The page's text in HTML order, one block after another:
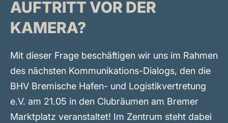
AUFTRITT VOR DER
KAMERA?
Mit dieser Frage beschäftigen wir uns im Rahmen
des nächsten Kommunikations-Dialogs, den die
BHV Bremische Hafen- und Logistikvertretung
e.V. am 21.05 in den Clubräumen am Bremer
Marktplatz veranstaltet! Im Zentrum steht dabei